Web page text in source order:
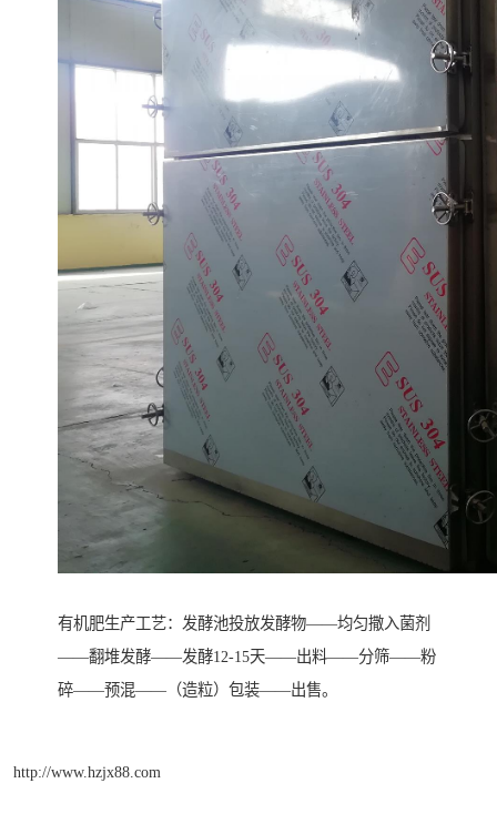
有机肥生产工艺：发酵池投放发酵物——均匀撒入菌剂
——翻堆发酵——发酵12-15天——出料——分筛——粉
碎——预混——（造粒）包装——出售。
http://www.hzjx88.com